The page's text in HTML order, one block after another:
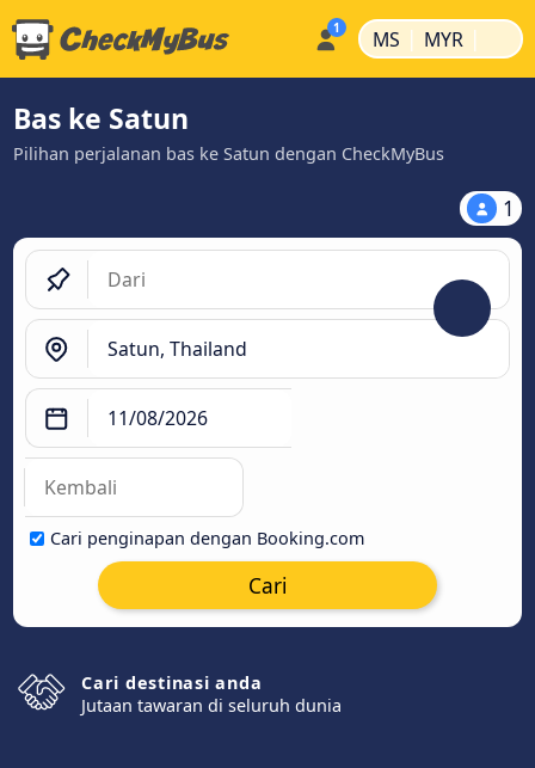
MS | MYR |
Bas ke Satun
Pilihan perjalanan bas ke Satun dengan CheckMyBus
1
Cari penginapan dengan Booking.com
Cari
Cari destinasi anda
Jutaan tawaran di seluruh dunia